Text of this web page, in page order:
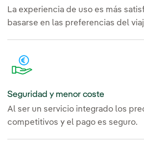
La experiencia de uso es más
basarse en las preferencias del
Seguridad y menor coste
Al ser un servicio integrado los
competitivos y el pago es seguro.